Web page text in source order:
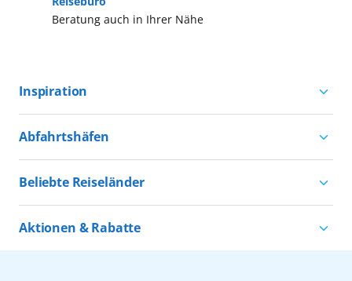
Beratung auch in Ihrer Nähe
Inspiration
Aktivurlaub mit AIDA
Kultururlaub mit AIDA
Abfahrtshäfen
Kreuzfahrten ab Hamburg
Kreuzfahrten ab Warnemünde
Beliebte Reiseländer
Kreuzfahrten nach Norwegen
Aktionen & Rabatte